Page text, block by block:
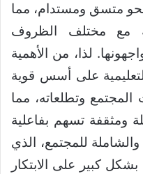
متسق ومستدام، مما
مع مختلف الظروف
لذا، من الأهمية
على أسس قوية
وتطلعاته، مما
ومثقفة تسهم بفاعلية
للمجتمع، الذي
كبير على الابتكار